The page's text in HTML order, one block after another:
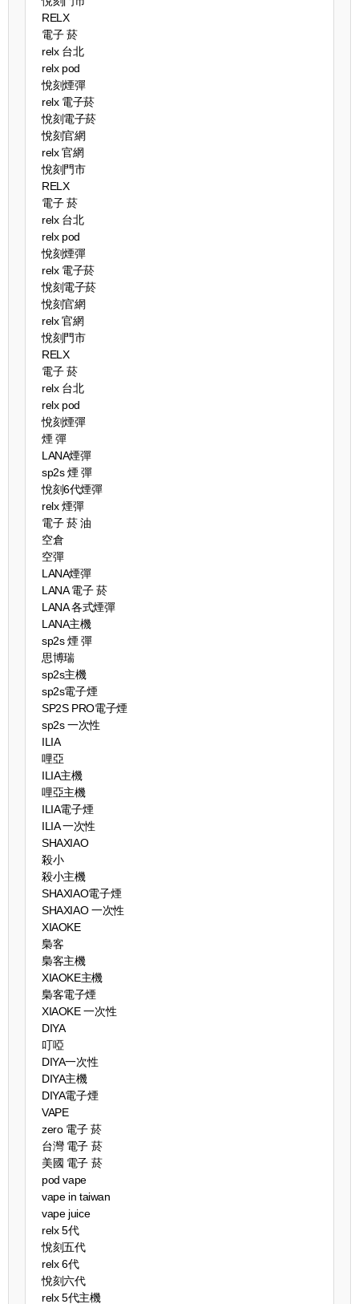
RELX
電子 菸
relx 台北
relx pod
悅刻煙彈
relx 電子菸
悅刻電子菸
悅刻官網
relx 官網
悅刻門市
RELX
電子 菸
relx 台北
relx pod
悅刻煙彈
relx 電子菸
悅刻電子菸
悅刻官網
relx 官網
悅刻門市
RELX
電子 菸
relx 台北
relx pod
悅刻煙彈
煙 彈
LANA煙彈
sp2s 煙 彈​
悅刻6代煙彈
relx 煙彈
電子 菸 油
空倉
空彈
LANA煙彈
LANA 電子 菸​
LANA 各式煙彈
LANA主機
sp2s 煙 彈​
思博瑞
sp2s主機
sp2s電子煙
SP2S PRO電子煙
sp2s 一次性
ILIA
哩亞
ILIA主機
哩亞主機
ILIA電子煙
ILIA 一次性
SHAXIAO
殺小
殺小主機
SHAXIAO電子煙
SHAXIAO 一次性
XIAOKE
梟客
梟客主機
XIAOKE主機
梟客電子煙
XIAOKE 一次性
DIYA
叮啞
DIYA一次性
DIYA主機
DIYA電子煙
VAPE
zero 電子 菸
台灣 電子 菸
美國 電子 菸
pod vape
vape in taiwan
vape juice
relx 5代
悅刻五代
relx 6代
悅刻六代
relx 5代主機